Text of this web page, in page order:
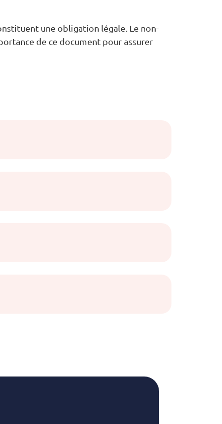
une obligation légale. Le non-
de ce document pour assurer